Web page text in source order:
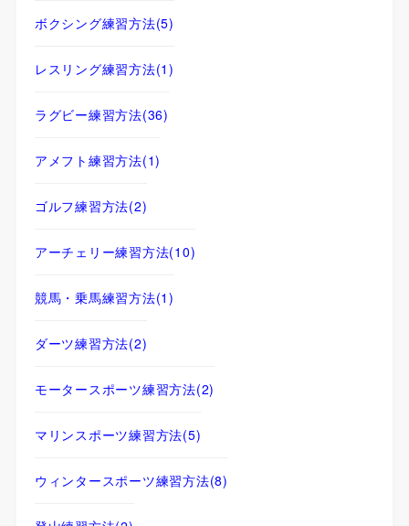
ボクシング練習方法(5)
レスリング練習方法(1)
ラグビー練習方法(36)
アメフト練習方法(1)
ゴルフ練習方法(2)
アーチェリー練習方法(10)
競馬・乗馬練習方法(1)
ダーツ練習方法(2)
モータースポーツ練習方法(2)
マリンスポーツ練習方法(5)
ウィンタースポーツ練習方法(8)